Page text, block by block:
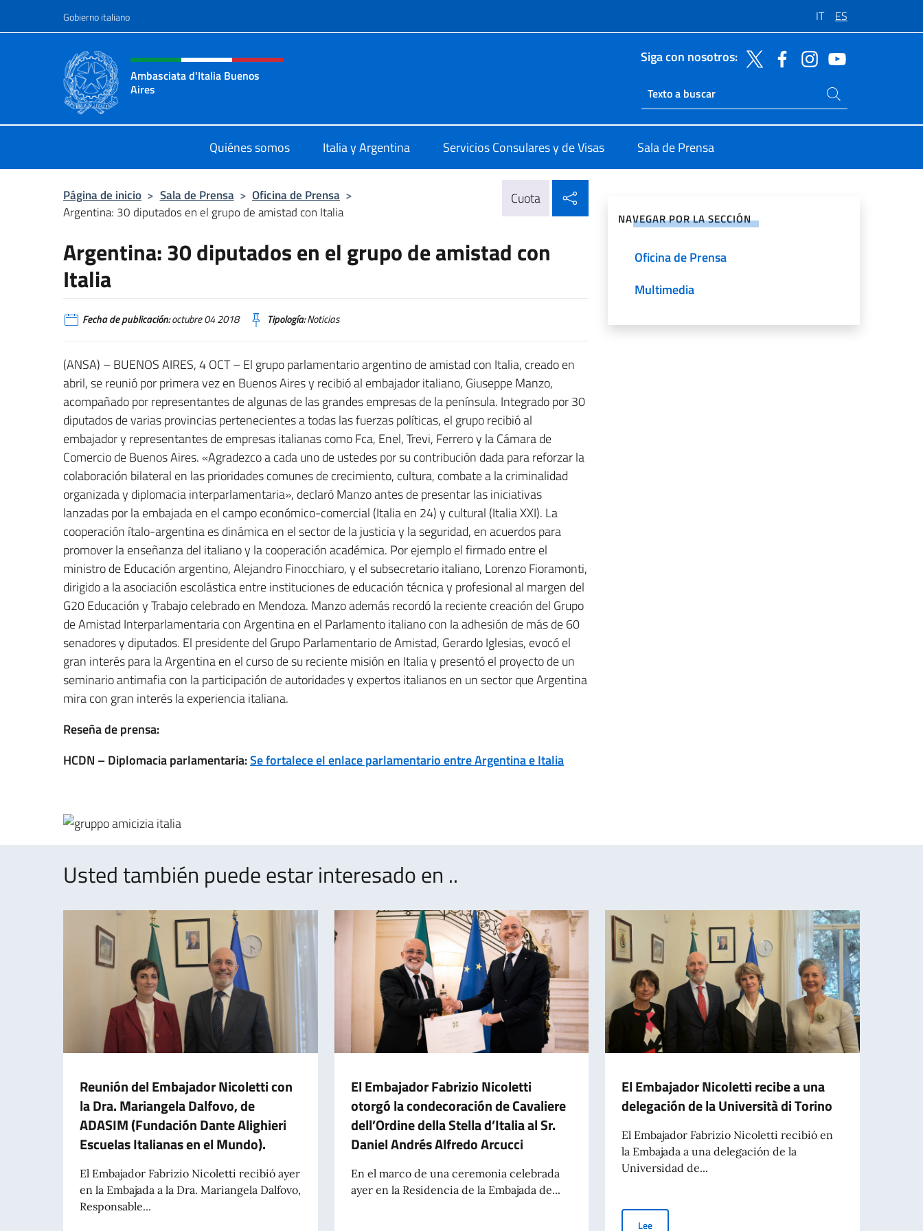
Gobierno italiano IT ES
Encabezado del sitio web, redes sociales y menú
Ambasciata d'Italia Buenos
Aires
Siga con nosotros:
Ricerca sito live
Buscar en el sitio
Quiénes somos Italia y Argentina Servicios Consulares y de Visas Sala de Prensa
Página de inicio > Sala de Prensa > Oficina de Prensa >
Argentina: 30 diputados en el grupo de amistad con Italia
Cuota
Argentina: 30 diputados en el grupo de amistad con
Italia
Fecha de publicación:octubre 04 2018 Tipología:Noticias
(ANSA) – BUENOS AIRES, 4 OCT – El grupo parlamentario argentino de amistad con Italia, creado en
abril, se reunió por primera vez en Buenos Aires y recibió al embajador italiano, Giuseppe Manzo,
acompañado por representantes de algunas de las grandes empresas de la península. Integrado por 30
diputados de varias provincias pertenecientes a todas las fuerzas políticas, el grupo recibió al
embajador y representantes de empresas italianas como Fca, Enel, Trevi, Ferrero y la Cámara de
Comercio de Buenos Aires. «Agradezco a cada uno de ustedes por su contribución dada para reforzar la
colaboración bilateral en las prioridades comunes de crecimiento, cultura, combate a la criminalidad
organizada y diplomacia interparlamentaria», declaró Manzo antes de presentar las iniciativas
lanzadas por la embajada en el campo económico-comercial (Italia en 24) y cultural (Italia XXI). La
cooperación ítalo-argentina es dinámica en el sector de la justicia y la seguridad, en acuerdos para
promover la enseñanza del italiano y la cooperación académica. Por ejemplo el firmado entre el
ministro de Educación argentino, Alejandro Finocchiaro, y el subsecretario italiano, Lorenzo Fioramonti,
dirigido a la asociación escolástica entre instituciones de educación técnica y profesional al margen del
G20 Educación y Trabajo celebrado en Mendoza. Manzo además recordó la reciente creación del Grupo
de Amistad Interparlamentaria con Argentina en el Parlamento italiano con la adhesión de más de 60
senadores y diputados. El presidente del Grupo Parlamentario de Amistad, Gerardo Iglesias, evocó el
gran interés para la Argentina en el curso de su reciente misión en Italia y presentó el proyecto de un
seminario antimafia con la participación de autoridades y expertos italianos en un sector que Argentina
mira con gran interés la experiencia italiana.
Reseña de prensa:
HCDN – Diplomacia parlamentaria:Se fortalece el enlace parlamentario entre Argentina e Italia
NAVEGAR POR LA SECCIÓN
Oficina de Prensa
Multimedia
Usted también puede estar interesado en ..
Reunión del Embajador Nicoletti con
la Dra. Mariangela Dalfovo, de
ADASIM (Fundación Dante Alighieri
Escuelas Italianas en el Mundo).
El Embajador Fabrizio Nicoletti recibió ayer
en la Embajada a la Dra. Mariangela Dalfovo,
Responsable...
El Embajador Fabrizio Nicoletti
otorgó la condecoración de Cavaliere
dell’Ordine della Stella d’Italia al Sr.
Daniel Andrés Alfredo Arcucci
En el marco de una ceremonia celebrada
ayer en la Residencia de la Embajada de...
El Embajador Nicoletti recibe a una
delegación de la Università di Torino
El Embajador Fabrizio Nicoletti recibió en
la Embajada a una delegación de la
Universidad de...
LeeEl Embajador Nicoletti recibe a una delegación de la Università di